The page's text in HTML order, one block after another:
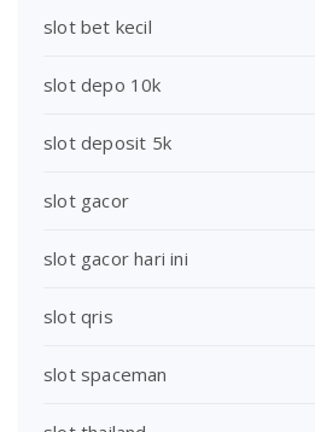
slot bet kecil
slot depo 10k
slot deposit 5k
slot gacor
slot gacor hari ini
slot qris
slot spaceman